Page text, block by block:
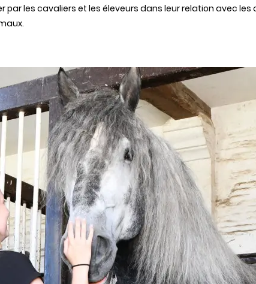
les cavaliers et les éleveurs dans leur relation avec